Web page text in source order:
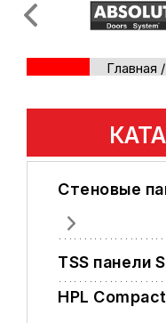
Главная /
Стеновые
TSS панели
HPL